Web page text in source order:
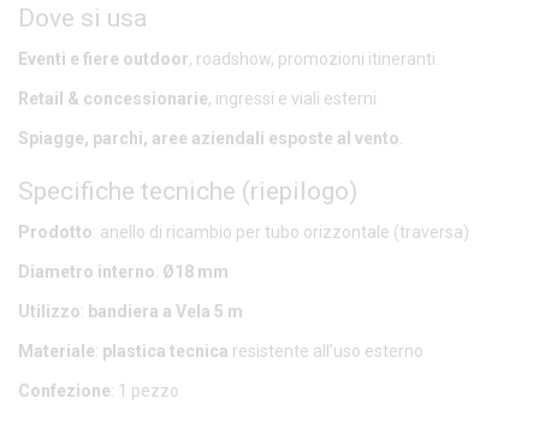
Dove si usa
Eventi e fiere outdoor, roadshow, promozioni itineranti.
Retail & concessionarie, ingressi e viali esterni.
Spiagge, parchi, aree aziendali esposte al vento.
Specifiche tecniche (riepilogo)
Prodotto: anello di ricambio per tubo orizzontale (traversa)
Diametro interno: Ø18 mm
Utilizzo: bandiera a Vela 5 m
Materiale: plastica tecnica resistente all’uso esterno
Confezione: 1 pezzo